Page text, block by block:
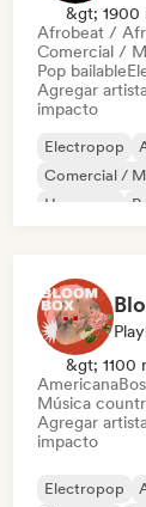
&gt; 1900
Afrobeat /
Comercial /
Pop bailable
Agregar
impacto
Electropop
Comercial /
Hyperpop
&gt; 1100
Americana
Música
Agregar
impacto
Electropop